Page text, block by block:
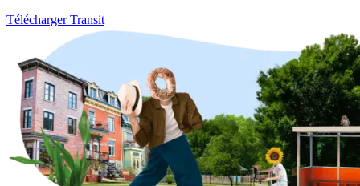
Télécharger Transit